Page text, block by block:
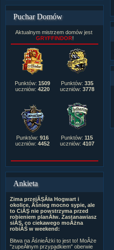
Puchar Domów
Aktualnym mistrzem domów jest
GRYFFINDOR!
Punktów: 1509
uczniów: 4220
Punktów: 335
uczniów: 3778
Punktów: 916
uczniów: 4452
Punktów: 115
uczniów: 4107
Ankieta
Zima przejĂŞÂła Hogwart i
okolice, Âśnieg mocno sypie, ale
to CiĂŞ nie powstrzyma przed
robieniem planĂłw. Zastanawiasz
siĂŞ, co ciekawego moÂżna
robiĂŚ w weekend:
Bitwa na ÂśnieÂżki to jest to! MoÂże
"zupeÂłnym przypadkiem" oberwie